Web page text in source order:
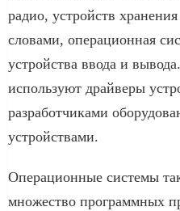
радио, устройств
словами, операционная
устройства ввода и
используют драйверы
разработчиками
устройствами.
Операционные системы
множество программных